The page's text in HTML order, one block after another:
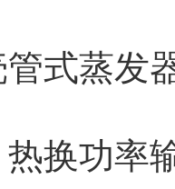
式蒸发
换功率